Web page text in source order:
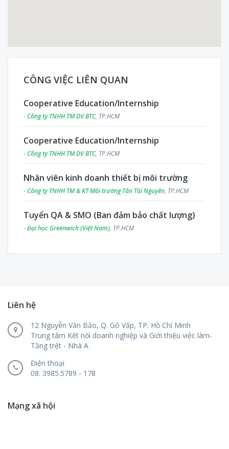
CÔNG VIỆC LIÊN QUAN
Cooperative Education/Internship
-Công ty TNHH TM DV BTC, TP.HCM
Cooperative Education/Internship
-Công ty TNHH TM DV BTC, TP.HCM
Nhân viên kinh doanh thiết bị môi trường
-Công ty TNHH TM & KT Môi trường Tân Tài Nguyên, TP.HCM
Tuyển QA & SMO (Ban đảm bảo chất lượng)
-Đại học Greenwich (Việt Nam), TP.HCM
Liên hệ
12 Nguyễn Văn Bảo, Q. Gò Vấp, TP. Hồ Chí Minh
Trung tâm Kết nối doanh nghiệp và Giới thiệu việc làm-
Tầng trệt - Nhà A
Điện thoại
08. 3985.5789 - 178
Mạng xã hội